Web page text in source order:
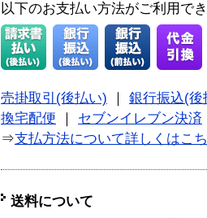
以下のお支払い方法がご利用で
売掛取引(後払い)
銀行振込(後
換宅配便
セブンイレブン決済
⇒支払方法について詳しくはこ
送料について